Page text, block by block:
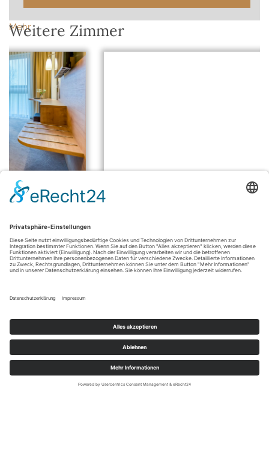
Weitere Zimmer
Mehr
Ferienwohnung/Studio
BUCHEN €ab 40.50
pro Nacht